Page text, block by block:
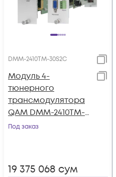
DMM-2410TM-30S2C
Модуль 4-
тюнерного
трансмодулятора
QAM DMM-2410TM-
30S2C на 4 DVB-C
Под заказ
19 375 068 сум